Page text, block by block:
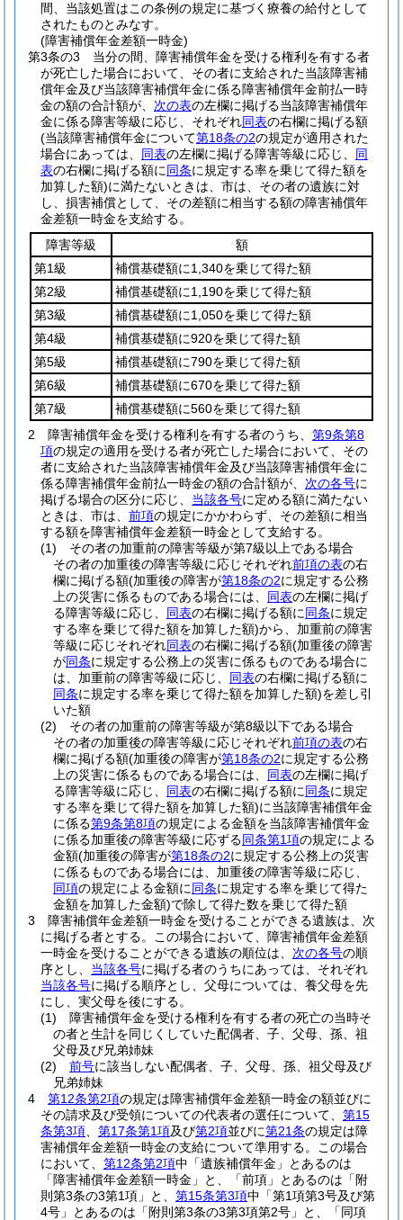
間、当該処置はこの条例の規定に基づく療養の給付として
されたものとみなす。
(障害補償年金差額一時金)
第3条の3
当分の間、障害補償年金を受ける権利を有する者
が死亡した場合において、その者に支給された当該障害補
償年金及び当該障害補償年金に係る障害補償年金前払一時
金の額の合計額が、 次の表の左欄に掲げる当該障害補償年
金に係る障害等級に応じ、それぞれ同表の右欄に掲げる額
(当該障害補償年金について第18条の2の規定が適用された
場合にあっては、 同表の左欄に掲げる障害等級に応じ、 同
表の右欄に掲げる額に同条に規定する率を乗じて得た額を
加算した額)に満たないときは、市は、その者の遺族に対
し、損害補償として、その差額に相当する額の障害補償年
金差額一時金を支給する。
障害等級
額
第1級
補償基礎額に1,340を乗じて得た額
第2級
補償基礎額に1,190を乗じて得た額
第3級
補償基礎額に1,050を乗じて得た額
第4級
補償基礎額に920を乗じて得た額
第5級
補償基礎額に790を乗じて得た額
第6級
補償基礎額に670を乗じて得た額
第7級
補償基礎額に560を乗じて得た額
2
障害補償年金を受ける権利を有する者のうち、 第9条第8
項の規定の適用を受ける者が死亡した場合において、その
者に支給された当該障害補償年金及び当該障害補償年金に
係る障害補償年金前払一時金の額の合計額が、 次の各号に
掲げる場合の区分に応じ、 当該各号に定める額に満たない
ときは、市は、 前項の規定にかかわらず、その差額に相当
する額を障害補償年金差額一時金として支給する。
(1)
その者の加重前の障害等級が第7級以上である場合
その者の加重後の障害等級に応じそれぞれ前項の表の右
欄に掲げる額(加重後の障害が第18条の2に規定する公務
上の災害に係るものである場合には、 同表の左欄に掲げ
る障害等級に応じ、 同表の右欄に掲げる額に同条に規定
する率を乗じて得た額を加算した額)から、加重前の障害
等級に応じそれぞれ同表の右欄に掲げる額(加重後の障害
が同条に規定する公務上の災害に係るものである場合に
は、加重前の障害等級に応じ、 同表の右欄に掲げる額に
同条に規定する率を乗じて得た額を加算した額)を差し引
いた額
(2)
その者の加重前の障害等級が第8級以下である場合
その者の加重後の障害等級に応じそれぞれ前項の表の右
欄に掲げる額(加重後の障害が第18条の2に規定する公務
上の災害に係るものである場合には、 同表の左欄に掲げ
る障害等級に応じ、 同表の右欄に掲げる額に同条に規定
する率を乗じて得た額を加算した額)に当該障害補償年金
に係る第9条第8項の規定による金額を当該障害補償年金
に係る加重後の障害等級に応ずる同条第1項の規定による
金額(加重後の障害が第18条の2に規定する公務上の災害
に係るものである場合には、加重後の障害等級に応じ、
同項の規定による金額に同条に規定する率を乗じて得た
金額を加算した金額)で除して得た数を乗じて得た額
3
障害補償年金差額一時金を受けることができる遺族は、次
に掲げる者とする。
この場合において、障害補償年金差額
一時金を受けることができる遺族の順位は、 次の各号の順
序とし、 当該各号に掲げる者のうちにあっては、それぞれ
当該各号に掲げる順序とし、父母については、養父母を先
にし、実父母を後にする。
(1)
障害補償年金を受ける権利を有する者の死亡の当時そ
の者と生計を同じくしていた配偶者、子、父母、孫、祖
父母及び兄弟姉妹
(2)
前号に該当しない配偶者、子、父母、孫、祖父母及び
兄弟姉妹
4
第12条第2項の規定は障害補償年金差額一時金の額並びに
その請求及び受領についての代表者の選任について、 第15
条第3項
第17条第1項及び第2項並びに第21条の規定は障
害補償年金差額一時金の支給について準用する。
この場合
において、 第12条第2項中「遺族補償年金」とあるのは
「障害補償年金差額一時金」と、「前項」とあるのは「附
則第3条の3第1項」と、 第15条第3項中「第1項第3号及び第
4号」とあるのは「附則第3条の3第3項第2号」と、「同項